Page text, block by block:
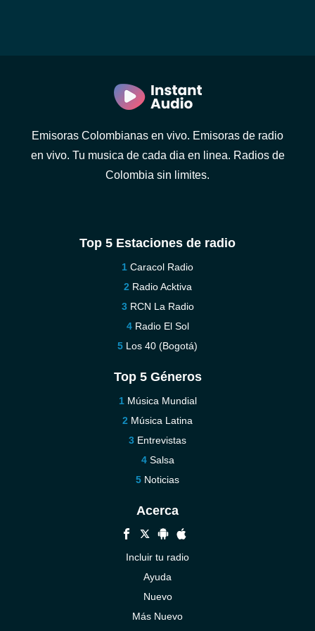
Emisoras Colombianas en vivo. Emisoras de radio
en vivo. Tu musica de cada dia en linea. Radios de
Colombia sin limites.
Top 5 Estaciones de radio
Caracol Radio
Radio Acktiva
RCN La Radio
Radio El Sol
Los 40 (Bogotá)
Top 5 Géneros
Música Mundial
Música Latina
Entrevistas
Salsa
Noticias
Acerca
Incluir tu radio
Ayuda
Nuevo
Más Nuevo